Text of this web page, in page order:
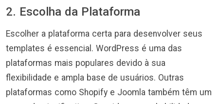
2. Escolha da Plataforma
Escolher a plataforma certa para desenvolver seus
templates é essencial. WordPress é uma das
plataformas mais populares devido à sua
flexibilidade e ampla base de usuários. Outras
plataformas como Shopify e Joomla também têm um